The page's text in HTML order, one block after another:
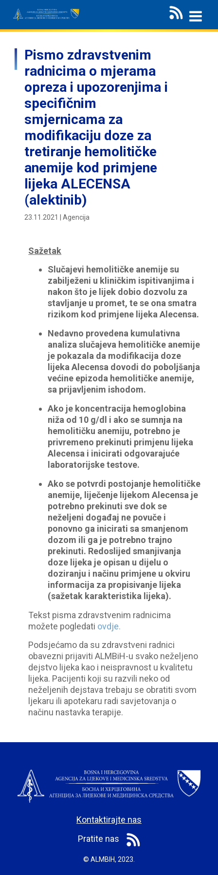
Pismo zdravstvenim
radnicima o mjerama
opreza i upozorenjima i
specifičnim
smjernicama za
modifikaciju doze za
tretiranje hemolitičke
anemije kod primjene
lijeka ALECENSA
(alektinib)
23.11.2021 | Agencija
Sažetak
Slučajevi hemolitičke anemije su
zabilježeni u kliničkim ispitivanjima i
nakon što je lijek dobio dozvolu za
stavljanje u promet, te se ona smatra
rizikom kod primjene lijeka Alecensa.
Nedavno provedena kumulativna
analiza slučajeva hemolitičke anemije
je pokazala da modifikacija doze
lijeka Alecensa dovodi do poboljšanja
većine epizoda hemolitičke anemije,
sa prijavljenim ishodom.
Ako je koncentracija hemoglobina
niža od 10 g/dl i ako se sumnja na
hemolitičku anemiju, potrebno je
privremeno prekinuti primjenu lijeka
Alecensa i inicirati odgovarajuće
laboratorijske testove.
Ako se potvrdi postojanje hemolitičke
anemije, liječenje lijekom Alecensa je
potrebno prekinuti sve dok se
neželjeni događaj ne povuče i
ponovno ga inicirati sa smanjenom
dozom ili ga je potrebno trajno
prekinuti. Redoslijed smanjivanja
doze lijeka je opisan u dijelu o
doziranju i načinu primjene u okviru
informacija za propisivanje lijeka
(sažetak karakteristika lijeka).
Tekst pisma zdravstvenim radnicima
možete pogledati ovdje.
Podsjećamo da su zdravstveni radnici
obavezni prijaviti ALMBiH-u svako neželjeno
dejstvo lijeka kao i neispravnost u kvalitetu
lijeka. Pacijenti koji su razvili neko od
neželjenih dejstava trebaju se obratiti svom
ljekaru ili apotekaru radi savjetovanja o
načinu nastavka terapije.
Kontaktirajte nas
Pratite nas
© ALMBIH, 2023.